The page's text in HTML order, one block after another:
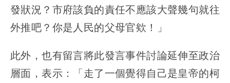
發狀況？市府該負的責任不應該大聲幾句就往
外推吧？你是人民的父母官欸！」
此外，也有留言將此發言事件討論延伸至政治
層面，表示：「走了一個覺得自己是皇帝的柯